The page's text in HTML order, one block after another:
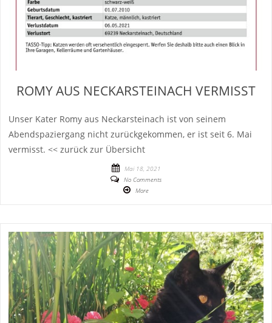
ROMY AUS NECKARSTEINACH VERMISST
Unser Kater Romy aus Neckarsteinach ist von seinem
Abendspaziergang nicht zurückgekommen, er ist seit 6. Mai
vermisst. << zurück zur Übersicht
Mai 18, 2021
No Comments
More